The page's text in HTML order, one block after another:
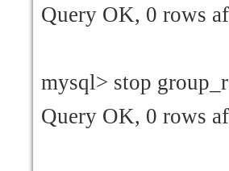
Query OK, 0 rows
mysql> stop
Query OK, 0 rows